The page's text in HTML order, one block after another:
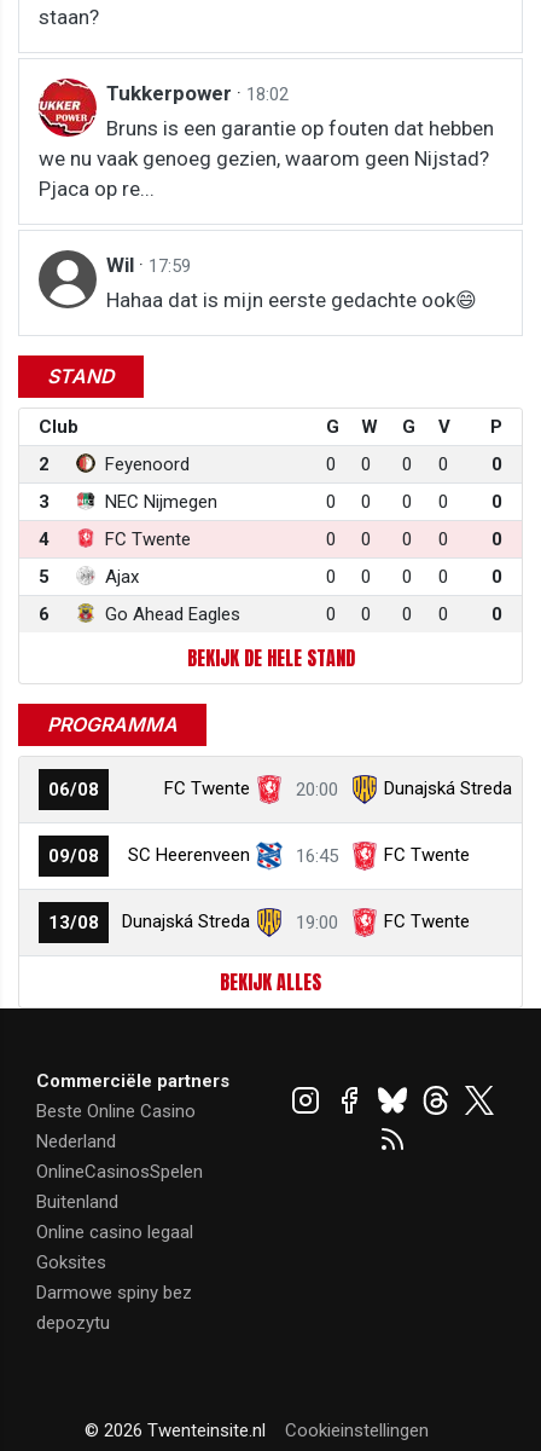
staan?
Tukkerpower · 18:02
Bruns is een garantie op fouten dat hebben
we nu vaak genoeg gezien, waarom geen Nijstad?
Pjaca op re...
Wil · 17:59
Hahaa dat is mijn eerste gedachte ook😄
STAND
Club G W G V
P
2
Feyenoord 0 0 0 0
0
3
NEC Nijmegen 0 0 0 0
0
4
FC Twente 0 0 0 0
0
5
Ajax 0 0 0 0
0
6
Go Ahead Eagles 0 0 0 0 0
BEKIJK DE HELE STAND
PROGRAMMA
06/08 FC Twente 20:00 Dunajská Streda
09/08 SC Heerenveen 16:45 FC Twente
13/08 Dunajská Streda 19:00 FC Twente
BEKIJK ALLES
Commerciële partners
Beste Online Casino
Nederland
OnlineCasinosSpelen
Buitenland
Online casino legaal
Goksites
Darmowe spiny bez
depozytu
© 2026 Twenteinsite.nl Cookieinstellingen